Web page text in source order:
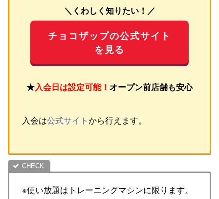
＼くわしく知りたい！／
チョコザップの公式サイト
を見る
★入会日は設定可能！ オープン前店舗も安心
入会は公式サイト から行えます。
※使い放題はトレーニングマシンに限ります。